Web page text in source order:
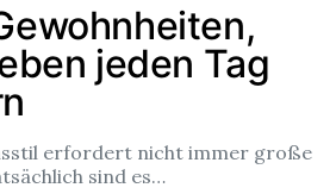
jeden Tag
erfordert nicht immer große
sind es…